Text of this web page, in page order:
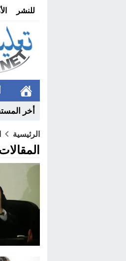
للنشر
أخر
إعفاء يونس
الرئيسية